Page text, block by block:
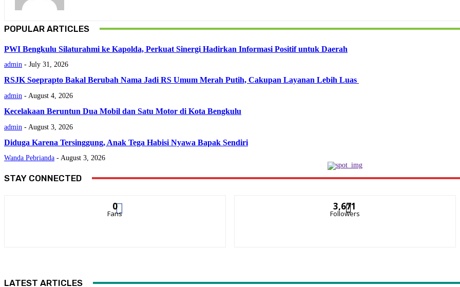
POPULAR ARTICLES
PWI Bengkulu Silaturahmi ke Kapolda, Perkuat Sinergi Hadirkan Informasi Positif untuk Daerah
admin - July 31, 2026
RSJK Soeprapto Bakal Berubah Nama Jadi RS Umum Merah Putih, Cakupan Layanan Lebih Luas
admin - August 4, 2026
Kecelakaan Beruntun Dua Mobil dan Satu Motor di Kota Bengkulu
admin - August 3, 2026
Diduga Karena Tersinggung, Anak Tega Habisi Nyawa Bapak Sendiri
Wanda Pebrianda - August 3, 2026
STAY CONNECTED
0
Fans
3,671
Followers
LATEST ARTICLES